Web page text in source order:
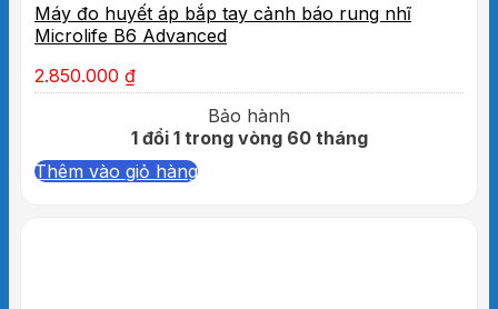
Máy đo huyết áp bắp tay cảnh báo rung nhĩ
Microlife B6 Advanced
2.850.000 ₫
Bảo hành
1 đổi 1 trong vòng 60 tháng
Thêm vào giỏ hàng